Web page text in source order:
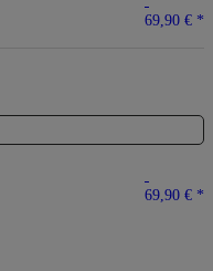
69,90 € *
69,90 € *